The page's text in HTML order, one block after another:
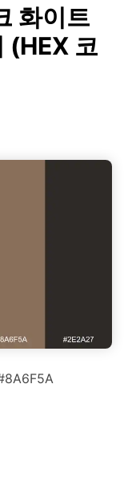
화이트
(HEX 코